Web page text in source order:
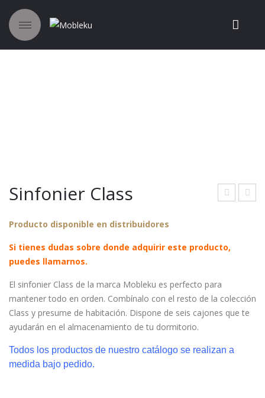
Ten
as
Sinfonier Class
Producto disponible en distribuidores
Si tienes dudas sobre donde adquirir este producto,
puedes llamarnos.
El sinfonier Class de la marca Mobleku es perfecto para
mantener todo en orden. Combínalo con el resto de la colección
Class y presume de habitación. Dispone de seis cajones que te
ayudarán en el almacenamiento de tu dormitorio.
Todos los productos de nuestro catálogo se realizan a
medida bajo pedido.